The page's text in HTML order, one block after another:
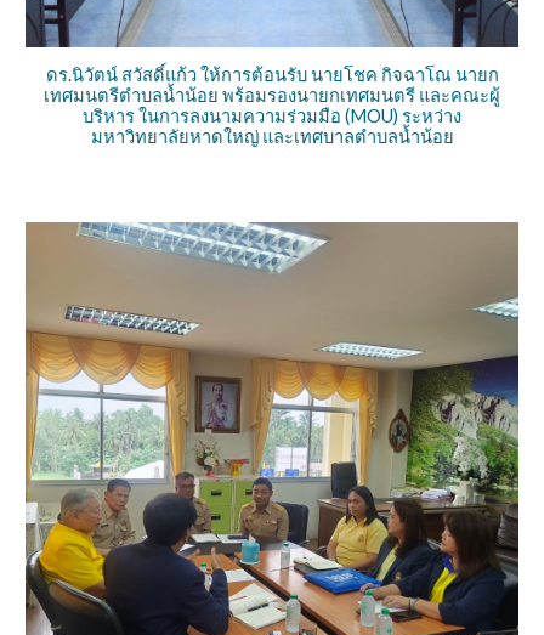
ดร.นิวัตน์ สวัสดิ์แก้ว ให้การต้อนรับ นายโชค กิจฉาโณ นายก
เทศมนตรีตำบลน้ำน้อย พร้อมรองนายกเทศมนตรี และคณะผู้
บริหาร ในการลงนามความร่วมมือ (MOU) ระหว่าง
มหาวิทยาลัยหาดใหญ่ และเทศบาลตำบลน้ำน้อย